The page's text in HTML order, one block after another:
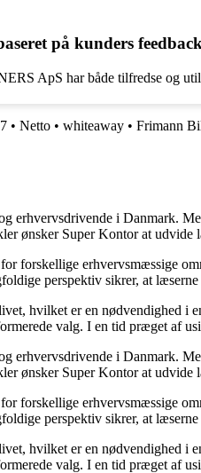
på kunders
ApS har både tilfredse og
• Netto • whiteaway • Frimann
erhvervsdrivende i Danmark.
ønsker Super Kontor at
forskellige erhvervsmæssige
perspektiv sikrer, at
hvilket er en nødvendighed
valg. I en tid præget af
erhvervsdrivende i Danmark.
ønsker Super Kontor at
forskellige erhvervsmæssige
perspektiv sikrer, at
hvilket er en nødvendighed
valg. I en tid præget af